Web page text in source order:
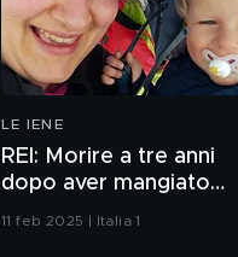
LE IENE
REI: Morire a tre anni
dopo aver mangiato
formaggio a latte crudo
11 feb 2025 | Italia 1